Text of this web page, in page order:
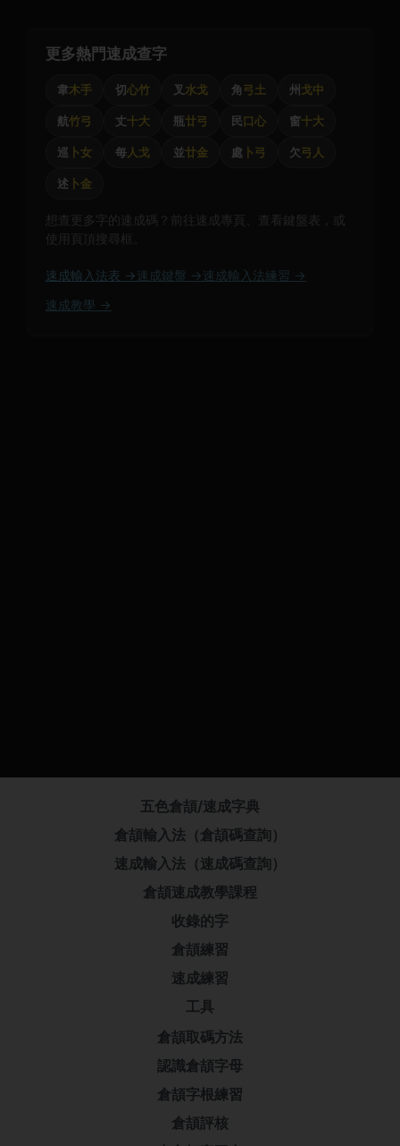
更多熱門速成查字
韋木手 切心竹 叉 水戈 角弓土 州 戈中
航竹弓 丈十大 瓶廿弓 民口心 窗十大
巡 卜女 每人戈 並廿金 處 卜弓 欠弓人
述 卜金
想查更多字的速成碼？前往速成專頁、查看鍵盤表，或
使用頁頂搜尋框。
速成輸入法表 → 速成鍵盤 → 速成輸入法練習 →
速成教學 →
五色倉頡/速成字典
倉頡輸入法（倉頡碼查詢）
速成輸入法（速成碼查詢）
倉頡速成教學課程
收錄的字
倉頡練習
速成練習
工具
倉頡取碼方法
認識倉頡字母
倉頡字根練習
倉頡評核